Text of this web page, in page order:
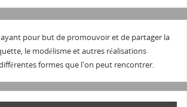
ayant pour but de promouvoir et de partager la
le modélisme et autres réalisations
formes que l'on peut rencontrer.